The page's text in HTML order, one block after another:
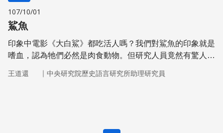
107/10/01
鯊魚
印象中電影《大白鯊》都吃活人嗎？我們對鯊魚的印象就是
嗜血，認為牠們必然是肉食動物。但研究人員竟然有驚人的
的雙髻鯊腸道裡有大量的海草，論重量有時超過6成。
王道還 ｜ 中央研究院歷史語言研究所助理研究員